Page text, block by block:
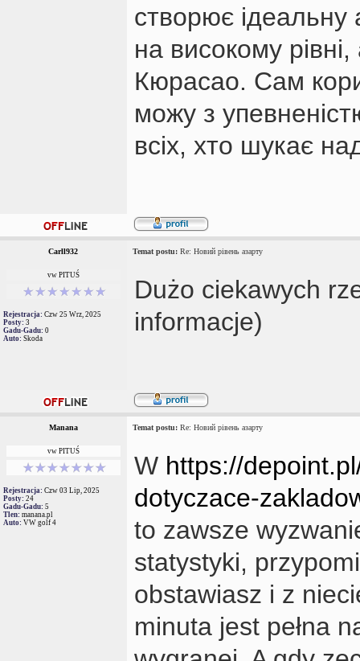
створює
на високому
Кюрасао. Сам
можу з
всіх, хто шукає
Carll932 Temat postu: Re: Новий рівень азарту
vw PITUŚ
Rejestracja: Czw 25 Wrz, 2025
Posty: 3
Gadu-Gadu: 0
Auto: Skoda
Dużo ciekawych
informacje)
Manana Temat postu: Re: Новий рівень азарту
vw PITUŚ
Rejestracja: Czw 03 Lip, 2025
Posty: 24
Gadu-Gadu: 5
Tlen: manana.pl
Auto: VW golf 4
W https://
dotyczace-
to zawsze
statystyki,
obstawiasz i z
minuta jest pełna